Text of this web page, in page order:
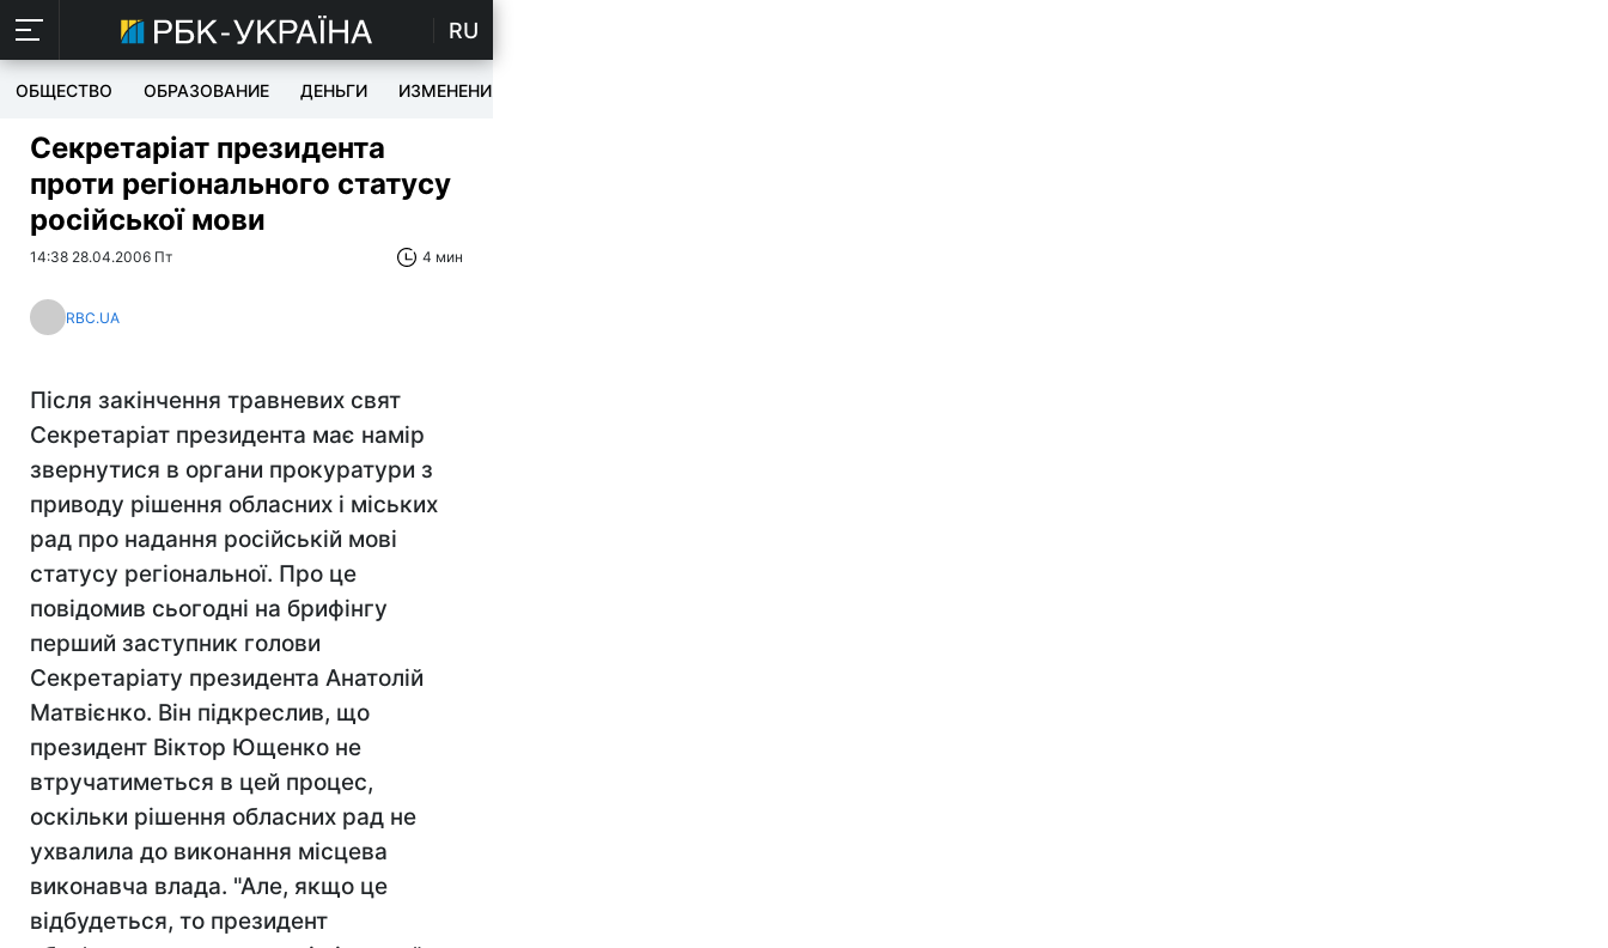
RU
ОБЩЕСТВО ОБРАЗОВАНИЕ ДЕНЬГИ ИЗМЕНЕНИЯ
Секретаріат президента
проти регіонального статусу
російської мови
14:38 28.04.2006 Пт 4 мин
RBC.UA
Після закінчення травневих свят
Секретаріат президента має намір
звернутися в органи прокуратури з
приводу рішення обласних і міських
рад про надання російській мові
статусу регіональної. Про це
повідомив сьогодні на брифінгу
перший заступник голови
Секретаріату президента Анатолій
Матвієнко. Він підкреслив, що
президент Віктор Ющенко не
втручатиметься в цей процес,
оскільки рішення обласних рад не
ухвалила до виконання місцева
виконавча влада. "Але, якщо це
відбудеться, то президент